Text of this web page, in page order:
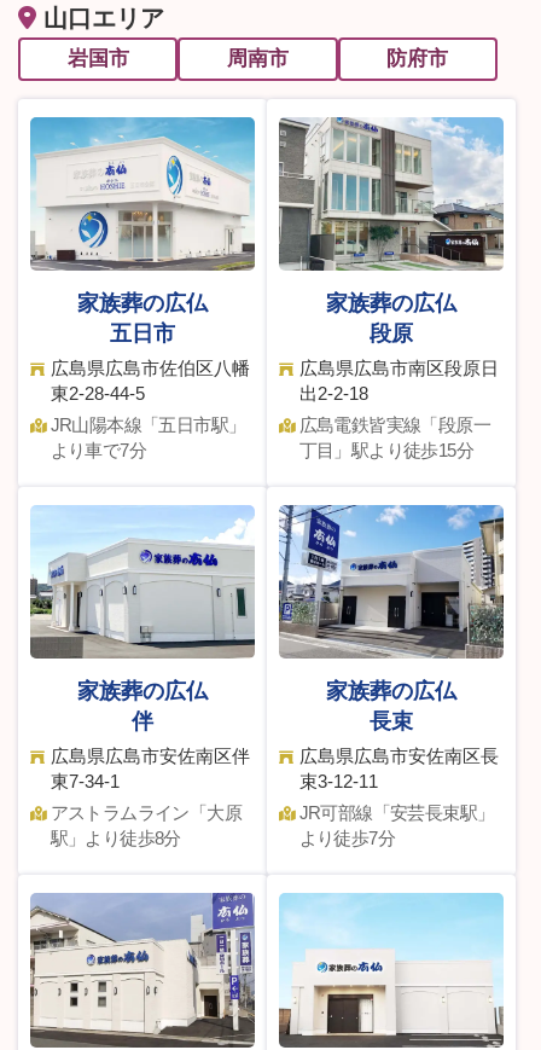
山口エリア
岩国市 周南市 防府市
家族葬の広仏
五日市
広島県広島市佐伯区八幡
東2-28-44-5
JR⼭陽本線「五⽇市駅」
より車で7分
家族葬の広仏
段原
広島県広島市南区段原日
出2-2-18
広島電鉄皆実線「段原⼀
丁⽬」駅より徒歩15分
家族葬の広仏
伴
広島県広島市安佐南区伴
東7-34-1
アストラムライン「⼤原
駅」より徒歩8分
家族葬の広仏
長束
広島県広島市安佐南区長
束3-12-11
JR可部線「安芸⻑束駅」
より徒歩7分